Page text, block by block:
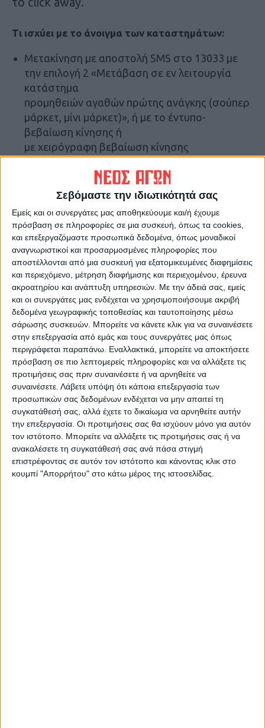
Σεβόμαστε την ιδιωτικότητά σας
Εμείς και οι συνεργάτες μας αποθηκεύουμε και/ή έχουμε
πρόσβαση σε πληροφορίες σε μια συσκευή, όπως τα cookies,
και επεξεργαζόμαστε προσωπικά δεδομένα, όπως μοναδικοί
αναγνωριστικοί και προσαρμοσμένες πληροφορίες που
αποστέλλονται από μια συσκευή για εξατομικευμένες διαφημίσεις
και περιεχόμενο, μέτρηση διαφήμισης και περιεχομένου, έρευνα
ακροατηρίου και ανάπτυξη υπηρεσιών. Με την άδειά σας, εμείς
και οι συνεργάτες μας ενδέχεται να χρησιμοποιήσουμε ακριβή
δεδομένα γεωγραφικής τοποθεσίας και ταυτοποίησης μέσω
σάρωσης συσκευών. Μπορείτε να κάνετε κλικ για να συναινέσετε
στην επεξεργασία από εμάς και τους συνεργάτες μας όπως
περιγράφεται παραπάνω. Εναλλακτικά, μπορείτε να αποκτήσετε
πρόσβαση σε πιο λεπτομερείς πληροφορίες και να αλλάξετε τις
προτιμήσεις σας πριν συναινέσετε ή να αρνηθείτε να
συναινέσετε. Λάβετε υπόψη ότι κάποια επεξεργασία των
προσωπικών σας δεδομένων ενδέχεται να μην απαιτεί τη
συγκατάθεσή σας, αλλά έχετε το δικαίωμα να αρνηθείτε αυτήν
την επεξεργασία. Οι προτιμήσεις σας θα ισχύουν μόνο για αυτόν
τον ιστότοπο. Μπορείτε να αλλάξετε τις προτιμήσεις σας ή να
ανακαλέσετε τη συγκατάθεσή σας ανά πάσα στιγμή
επιστρέφοντας σε αυτόν τον ιστότοπο και κάνοντας κλικ στο
κουμπί "Απορρήτου" στο κάτω μέρος της ιστοσελίδας.
Τι ισχύει με το άνοιγμα των καταστημάτων:
Μετακίνηση με αποστολή SMS στο 13033 με
την επιλογή 2 «Μετάβαση σε εν λειτουργία
κατάστημα
προμηθειών αγαθών πρώτης ανάγκης (σούπερ
μάρκετ, μίνι μάρκετ)», ή με το έντυπο-
βεβαίωση κίνησης ή
με χειρόγραφη βεβαίωση κίνησης
Ο καταναλωτής οφείλει να διατηρεί το μήνυμα
που έχει αποστείλει στο 13033, προκειμένου να
αποδεικνύεται η ώρα αποστολής και έγκρισης
της μετακίνησης του.
Διάρκεια 2 ωρών κατά οποία ο καταναλωτής
δύναται να πραγματοποιεί κάθε εμπορική του
συναλλαγή,
με συγκριτικό χρονικό σημείο την ώρα
αποστολής και έγκρισης του μηνύματος
μετακίνησης του.
Μέγιστος επιτρεπόμενος αριθμός: τέσσερα (4)
άτομα για καταστήματα έως 100 τ.μ. Για
καταστήματα
άνω των 100 τ.μ. ένα (1) άτομο για κάθε 25 τ.μ.
επιπλέον (από 1 άτομο/ανά 15 τ.μ που ίσχυε
προηγουμένως).
Μέγιστος επιτρεπόμενος αριθμός πελατών
εντός των εμπορικών κέντρων (malls),
εκπτωτικών χωριών και
εκπτωτικών καταστημάτων (outlets), ορίζεται
ως εξής: Ένας (1) πελάτης ανά 25 τ.μ.